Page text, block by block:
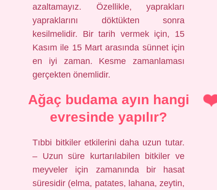
azaltamayız. Özellikle, yaprakları
yapraklarını döktükten sonra
kesilmelidir. Bir tarih vermek için, 15
Kasım ile 15 Mart arasında sünnet için
en iyi zaman. Kesme zamanlaması
gerçekten önemlidir.
Ağaç budama ayın hangi
evresinde yapılır?
Tıbbi bitkiler etkilerini daha uzun tutar.
– Uzun süre kurtarılabilen bitkiler ve
meyveler için zamanında bir hasat
süresidir (elma, patates, lahana, zeytin,